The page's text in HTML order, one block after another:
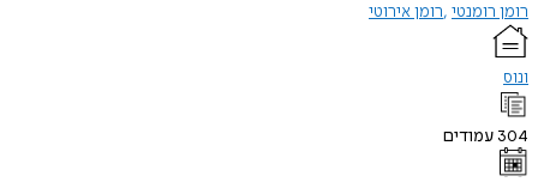
רומן רומנטי רומן אירוטי
ונוס
304 עמודים